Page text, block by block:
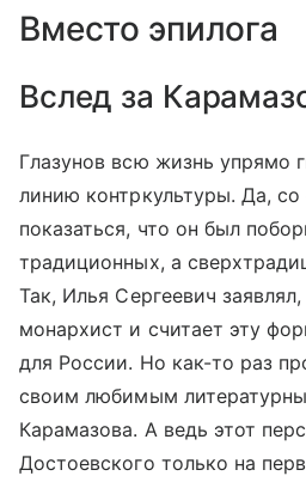
Вместо эпилога
Вслед за
Глазунов всю жизнь упрямо
линию контркультуры. Да,
показаться, что он был
традиционных, а
Так, Илья Сергеевич
монархист и считает эту
для России. Но как-то раз
своим любимым
Карамазова. А ведь этот
Достоевского только на